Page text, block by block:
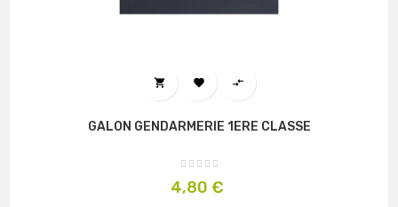
  
GALON GENDARMERIE 1ERE CLASSE
Prix
4,80 €